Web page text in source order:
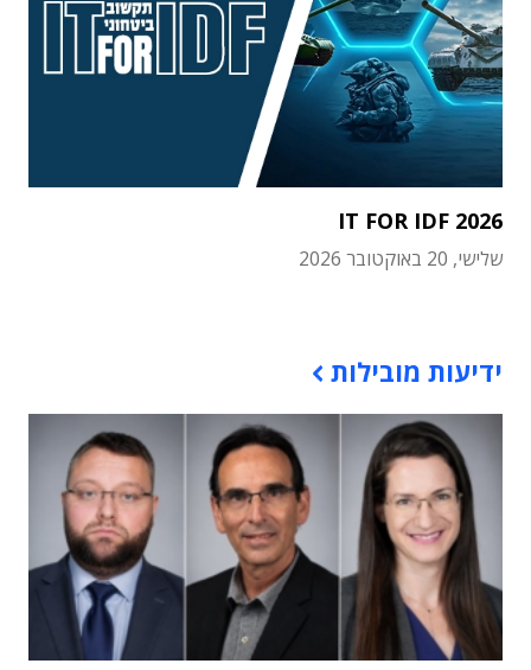
IT FOR IDF 2026
שלישי, 20 באוקטובר 2026
ידיעות מובילות